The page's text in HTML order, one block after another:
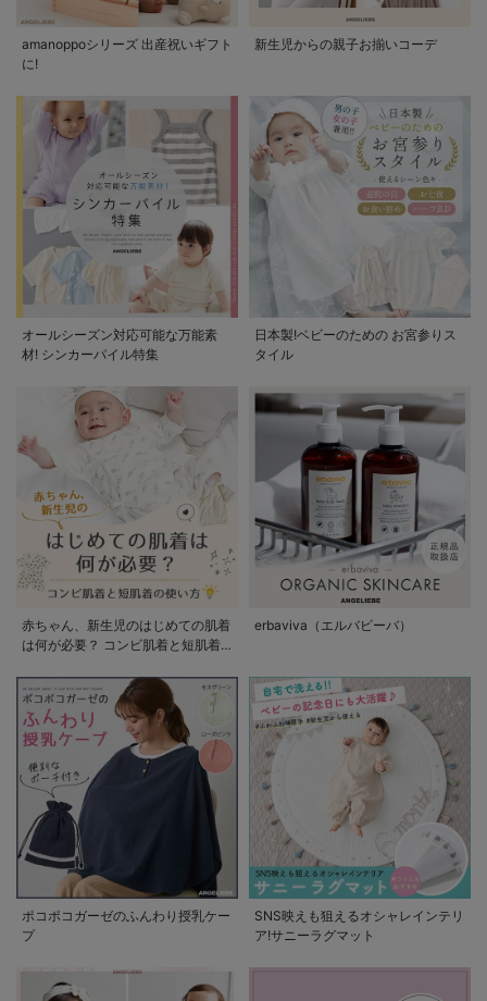
amanoppoシリーズ 出産祝いギフト
に!
新生児からの親子お揃いコーデ
オールシーズン対応可能な万能素
材! シンカーパイル特集
日本製!ベビーのための お宮参りス
タイル
赤ちゃん、新生児のはじめての肌着
は何が必要？ コンビ肌着と短肌着
erbaviva（エルバビーバ）
ポコポコガーゼのふんわり授乳ケー
プ
SNS映えも狙えるオシャレインテリ
ア!サニーラグマット